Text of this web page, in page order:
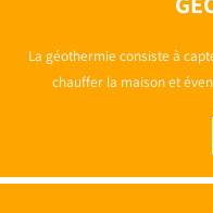
La géothermie consiste à
chauffer la maison et